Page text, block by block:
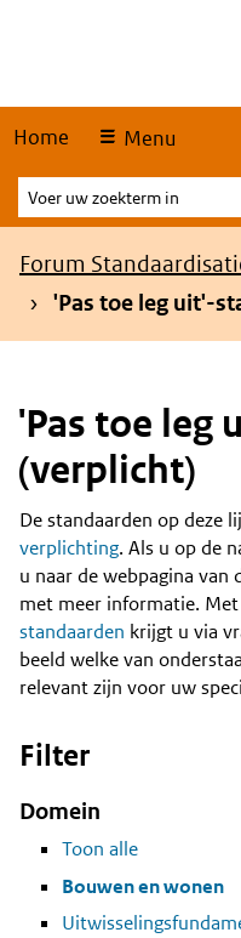
Home Menu
Voer
uw
zoekterm
Kruimelpad
Forum
'Pas toe leg uit'-
'Pas toe leg
(verplicht)
Content
De standaarden op deze
verplichting. Als u op de
u naar de webpagina van
met meer informatie.
standaarden krijgt u via
beeld welke van
relevant zijn voor uw
Filter
Domein
Toon alle
Bouwen en wonen